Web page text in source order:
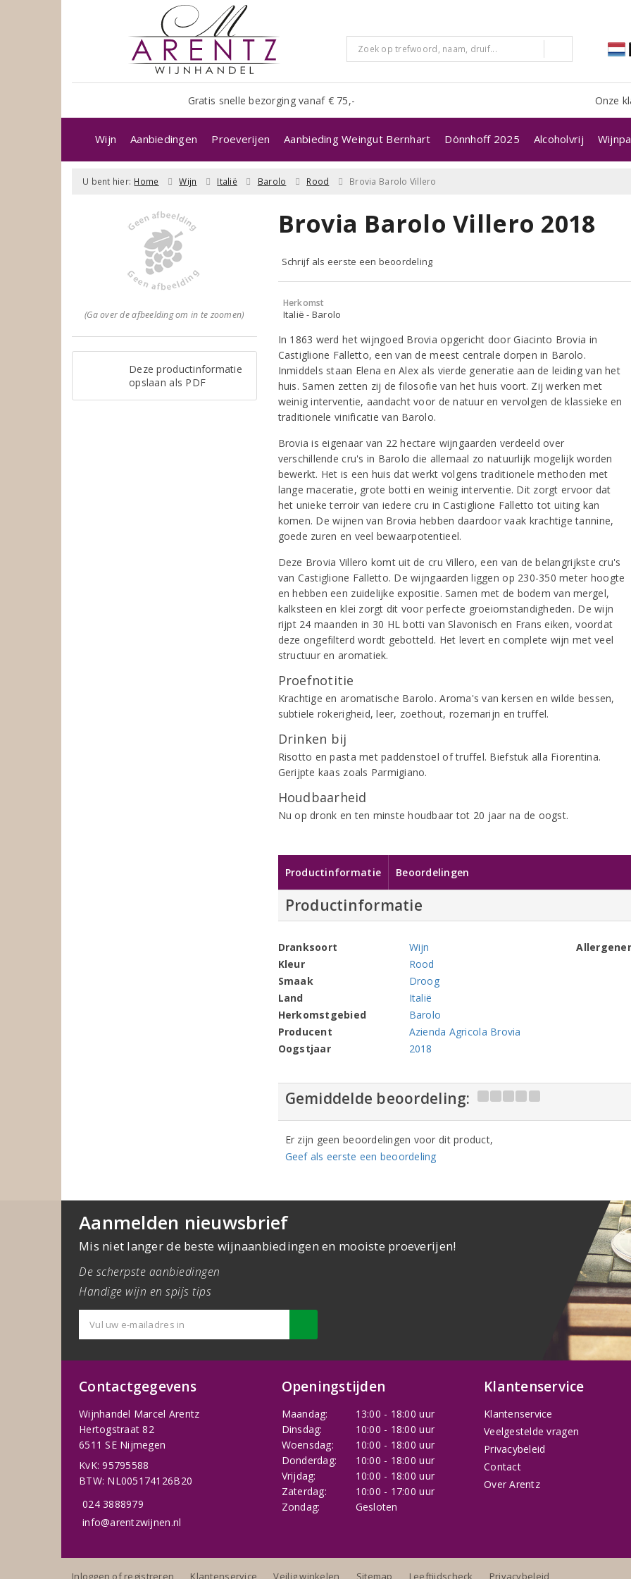
Gratis snelle bezorging vanaf € 75,- Onze
Wijn Aanbiedingen Proeverijen Aanbieding Weingut Bernhart Dönnhoff 2025 Alcoholvrij
U bent hier: Home Wijn Italië Barolo Rood Brovia Barolo Villero
(Ga over de afbeelding om in te zoomen)
Deze productinformatie
opslaan als PDF
Brovia Barolo Villero 2018
Schrijf als eerste een beoordeling
Herkomst
Italië - Barolo
In 1863 werd het wijngoed Brovia opgericht door Giacinto Brovia in
Castiglione Falletto, een van de meest centrale dorpen in Barolo.
Inmiddels staan Elena en Alex als vierde generatie aan de leiding van het
huis. Samen zetten zij de filosofie van het huis voort. Zij werken met
weinig interventie, aandacht voor de natuur en vervolgen de klassieke en
traditionele vinificatie van Barolo.
Brovia is eigenaar van 22 hectare wijngaarden verdeeld over
verschillende cru's in Barolo die allemaal zo natuurlijk mogelijk worden
bewerkt. Het is een huis dat werkt volgens traditionele methoden met
lange maceratie, grote botti en weinig interventie. Dit zorgt ervoor dat
het unieke terroir van iedere cru in Castiglione Falletto tot uiting kan
komen. De wijnen van Brovia hebben daardoor vaak krachtige tannine,
goede zuren en veel bewaarpotentieel.
Deze Brovia Villero komt uit de cru Villero, een van de belangrijkste cru's
van Castiglione Falletto. De wijngaarden liggen op 230-350 meter hoogte
en hebben een zuidelijke expositie. Samen met de bodem van mergel,
kalksteen en klei zorgt dit voor perfecte groeiomstandigheden. De wijn
rijpt 24 maanden in 30 HL botti van Slavonisch en Frans eiken, voordat
deze ongefilterd wordt gebotteld. Het levert en complete wijn met veel
structuur en aromatiek.
Proefnotitie
Krachtige en aromatische Barolo. Aroma's van kersen en wilde bessen,
subtiele rokerigheid, leer, zoethout, rozemarijn en truffel.
Drinken bij
Risotto en pasta met paddenstoel of truffel. Biefstuk alla Fiorentina.
Gerijpte kaas zoals Parmigiano.
Houdbaarheid
Nu op dronk en ten minste houdbaar tot 20 jaar na de oogst.
Productinformatie Beoordelingen
Productinformatie
Dranksoort
Wijn
Kleur
Rood
Smaak
Droog
Land
Italië
Herkomstgebied
Barolo
Producent
Azienda Agricola Brovia
Oogstjaar
2018
Gemiddelde beoordeling:
Er zijn geen beoordelingen voor dit product,
Geef als eerste een beoordeling
Aanmelden nieuwsbrief
Mis niet langer de beste wijnaanbiedingen en mooiste proeverijen!
De scherpste aanbiedingen
Handige wijn en spijs tips
Contactgegevens
Wijnhandel Marcel Arentz
Hertogstraat 82
6511 SE Nijmegen
KvK: 95795588
BTW: NL005174126B20
024 3888979
info@arentzwijnen.nl
Openingstijden
Maandag:
13:00 - 18:00 uur
Dinsdag:
10:00 - 18:00 uur
Woensdag:
10:00 - 18:00 uur
Donderdag:
10:00 - 18:00 uur
Vrijdag:
10:00 - 18:00 uur
Zaterdag:
10:00 - 17:00 uur
Zondag:
Gesloten
Klantenservice
Klantenservice
Veelgestelde vragen
Privacybeleid
Contact
Over Arentz
Inloggen of registreren Klantenservice Veilig winkelen Sitemap Leeftijdscheck Privacybeleid